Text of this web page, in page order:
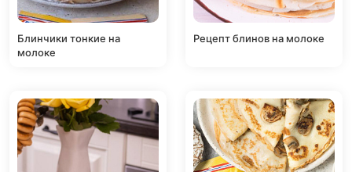
Блинчики тонкие на
молоке
Рецепт блинов на молоке